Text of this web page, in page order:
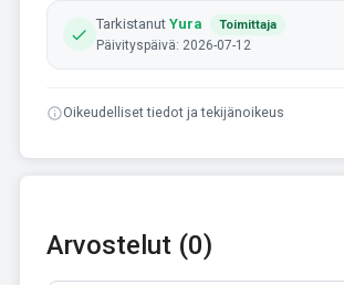
Tarkistanut Yura Toimittaja
Päivityspäivä: 2026-07-12
Oikeudelliset tiedot ja tekijänoikeus
Arvostelut (0)